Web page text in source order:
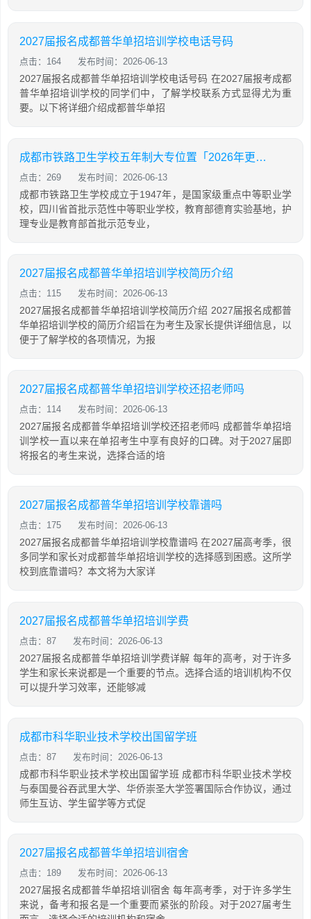
2027届报名成都普华单招培训学校电话号码
点击：164 发布时间：2026-06-13
2027届报名成都普华单招培训学校电话号码 在2027届报考成都
普华单招培训学校的同学们中，了解学校联系方式显得尤为重
要。以下将详细介绍成都普华单招
成都市铁路卫生学校五年制大专位置「2026年更新」
点击：269 发布时间：2026-06-13
成都市铁路卫生学校成立于1947年，是国家级重点中等职业学
校，四川省首批示范性中等职业学校，教育部德育实验基地，护
理专业是教育部首批示范专业，
2027届报名成都普华单招培训学校简历介绍
点击：115 发布时间：2026-06-13
2027届报名成都普华单招培训学校简历介绍 2027届报名成都普
华单招培训学校的简历介绍旨在为考生及家长提供详细信息，以
便于了解学校的各项情况，为报
2027届报名成都普华单招培训学校还招老师吗
点击：114 发布时间：2026-06-13
2027届报名成都普华单招培训学校还招老师吗 成都普华单招培
训学校一直以来在单招考生中享有良好的口碑。对于2027届即
将报名的考生来说，选择合适的培
2027届报名成都普华单招培训学校靠谱吗
点击：175 发布时间：2026-06-13
2027届报名成都普华单招培训学校靠谱吗 在2027届高考季，很
多同学和家长对成都普华单招培训学校的选择感到困惑。这所学
校到底靠谱吗？本文将为大家详
2027届报名成都普华单招培训学费
点击：87 发布时间：2026-06-13
2027届报名成都普华单招培训学费详解 每年的高考，对于许多
学生和家长来说都是一个重要的节点。选择合适的培训机构不仅
可以提升学习效率，还能够减
成都市科华职业技术学校出国留学班
点击：87 发布时间：2026-06-13
成都市科华职业技术学校出国留学班 成都市科华职业技术学校
与泰国曼谷吞武里大学、华侨崇圣大学签署国际合作协议，通过
师生互访、学生留学等方式促
2027届报名成都普华单招培训宿舍
点击：189 发布时间：2026-06-13
2027届报名成都普华单招培训宿舍 每年高考季，对于许多学生
来说，备考和报名是一个重要而紧张的阶段。对于2027届考生